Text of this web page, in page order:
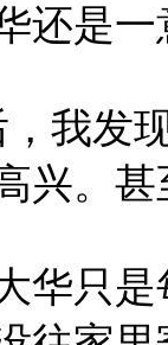
还是
发现
兴。
只是